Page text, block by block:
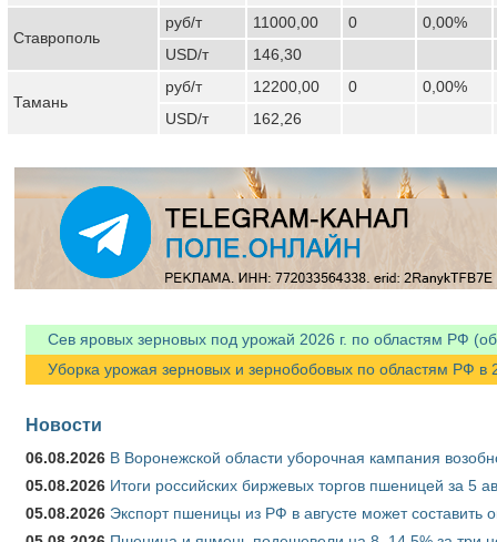
Ставрополь
руб/т 11000,00 0
0,00%
USD/т
146,30
Тамань
руб/т 12200,00 0
0,00%
USD/т
162,26
Сев яровых зерновых под урожай 2026 г. по областям РФ
Уборка урожая зерновых и зернобобовых по областям РФ в
Новости
06.08.2026 В Воронежской области уборочная кампания
05.08.2026 Итоги российских биржевых торгов пшеницей за 5
05.08.2026 Экспорт пшеницы из РФ в августе может составить